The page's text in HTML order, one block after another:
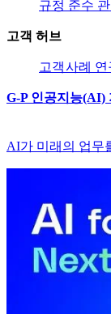
규정 준수 관
고객 허브​​
고객​​사례 연
G-P 인공지능(AI)
AI가 미래의 업무